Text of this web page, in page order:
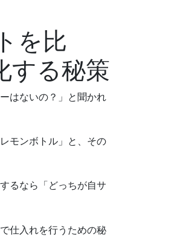
を比
する秘策
はないの？」と聞かれ
モンボトル」と、その
るなら「どっちが自サ
仕入れを行うための秘